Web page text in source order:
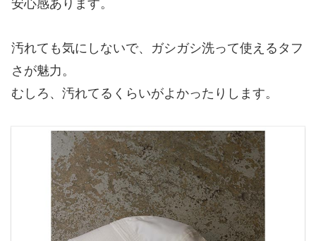
安心感あります。
汚れても気にしないで、ガシガシ洗って使えるタフ
さが魅力。
むしろ、汚れてるくらいがよかったりします。